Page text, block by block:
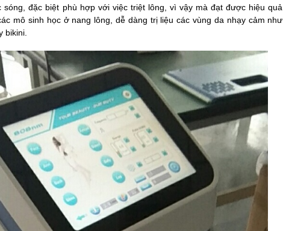
sóng, đặc biệt phù hợp với việc triệt lông, vì vậy mà đạt được hiệu quả
mô sinh học ở nang lông, dễ dàng trị liệu các vùng da nhạy cảm như
bikini.